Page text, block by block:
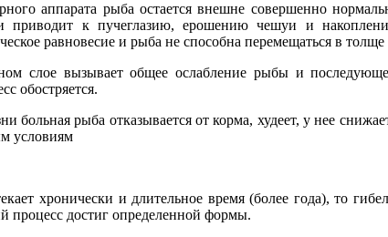
аппарата рыба остается внешне совершенно
приводит к пучеглазию, ерошению чешуи и
равновесие и рыба не способна перемещаться в
слое вызывает общее ослабление рыбы и
обостряется.
больная рыба отказывается от корма, худеет, у нее
условиям
хронически и длительное время (более года), то
процесс достиг определенной формы.